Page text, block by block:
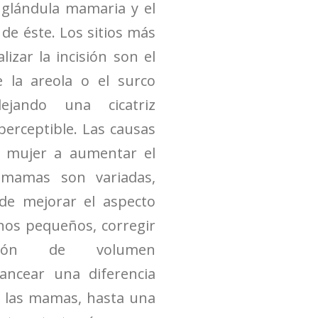
mamaria y el
éste. Los sitios más
la incisión son el
la areola o el surco
una cicatriz
Las causas
a aumentar el
son variadas,
mejorar el aspecto
pequeños, corregir
de volumen
una diferencia
mamas, hasta una